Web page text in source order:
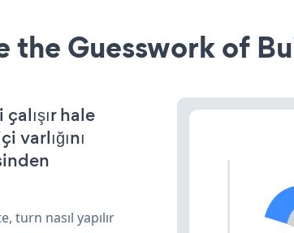
the Guesswork of
hale
turn nasıl yapılır